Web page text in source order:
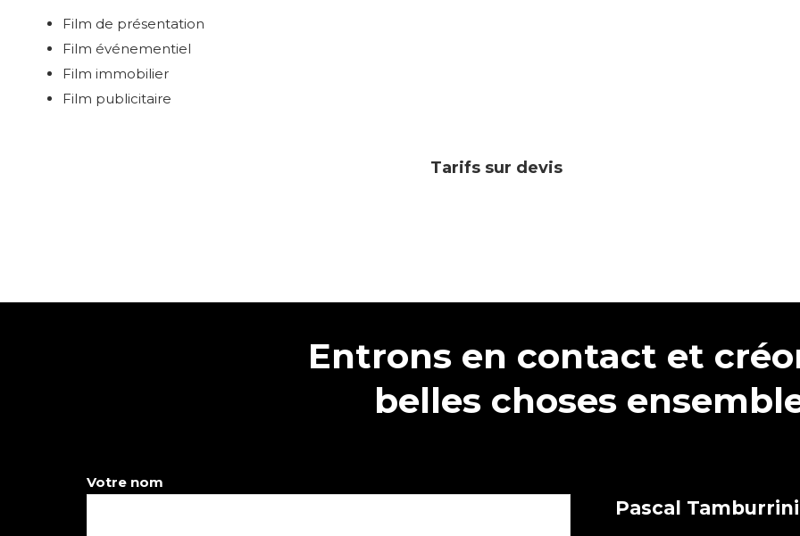
Film de présentation
Film événementiel
Film immobilier
Film publicitaire
Tarifs sur devis
Entrons en contact et
belles choses
Votre nom
Pascal Tamburrini